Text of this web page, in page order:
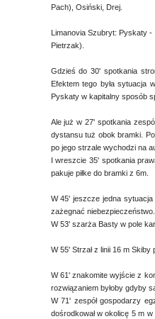
Pach), Osiński, Drej.
Limanovia Szubryt: Pyskaty
Pietrzak).
Gdzieś do 30' spotkania
Efektem tego była sytuacja
Pyskaty w kapitalny sposób
Ale już w 27' spotkania
dystansu tuż obok bramki.
po jego strzale wychodzi na
I wreszcie 35' spotkania
pakuje piłke do bramki z 6m.
W 45' jeszcze jedna
zażegnać niebezpieczeństwo.
W 53' szarża Basty w pole
W 55' Strzał z linii 16 m
W 61' znakomite wyjście z
rozwiązaniem byłoby gdyby
W 71' zespół gospodarzy
dośrodkował w okolicę 5 m